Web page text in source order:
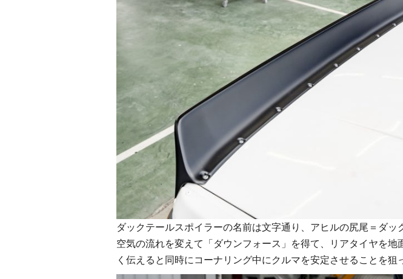
ダックテールスポイラーの名前は文字通り、アヒルの尻尾＝ダッ
空気の流れを変えて「ダウンフォース」を得て、リアタイヤを地
く伝えると同時にコーナリング中にクルマを安定させることを狙